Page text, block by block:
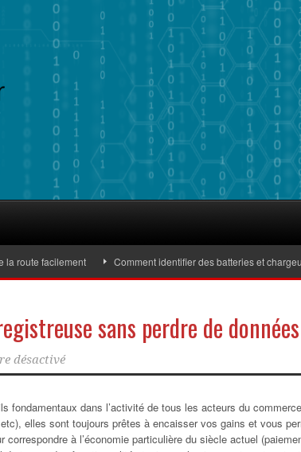
facilement Comment identifier des batteries et chargeurs
sans perdre de
désactivé
fondamentaux dans l’activité de tous les acteurs du
elles sont toujours prêtes à encaisser vos gains et vous
à l’économie particulière du siècle actuel